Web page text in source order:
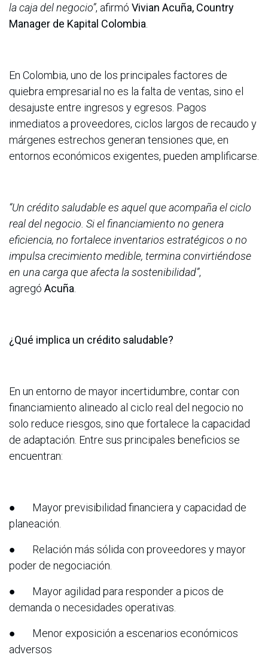
la caja del negocio”, afirmó Vivian Acuña, Country
Manager de Kapital Colombia.
En Colombia, uno de los principales factores de
quiebra empresarial no es la falta de ventas, sino el
desajuste entre ingresos y egresos. Pagos
inmediatos a proveedores, ciclos largos de recaudo y
márgenes estrechos generan tensiones que, en
entornos económicos exigentes, pueden amplificarse.
“Un crédito saludable es aquel que acompaña el ciclo
real del negocio. Si el financiamiento no genera
eficiencia, no fortalece inventarios estratégicos o no
impulsa crecimiento medible, termina convirtiéndose
en una carga que afecta la sostenibilidad”,
agregó Acuña.
¿Qué implica un crédito saludable?
En un entorno de mayor incertidumbre, contar con
financiamiento alineado al ciclo real del negocio no
solo reduce riesgos, sino que fortalece la capacidad
de adaptación. Entre sus principales beneficios se
encuentran:
● Mayor previsibilidad financiera y capacidad de
planeación.
● Relación más sólida con proveedores y mayor
poder de negociación.
● Mayor agilidad para responder a picos de
demanda o necesidades operativas.
● Menor exposición a escenarios económicos
adversos